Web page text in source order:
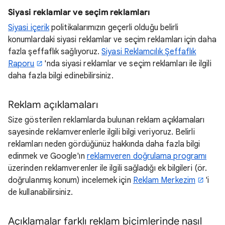
Siyasi reklamlar ve seçim reklamları
Siyasi içerikpolitikalarımızın geçerli olduğu belirli
konumlardaki siyasi reklamlar ve seçim reklamları için daha
fazla şeffaflık sağlıyoruz.Siyasi Reklamcılık Şeffaflık
Raporu
'nda siyasi reklamlar ve seçim reklamları ile ilgili
daha fazla bilgi edinebilirsiniz.
Reklam açıklamaları
Size gösterilen reklamlarda bulunan reklam açıklamaları
sayesinde reklamverenlerle ilgili bilgi veriyoruz. Belirli
reklamları neden gördüğünüz hakkında daha fazla bilgi
edinmek ve Google'ın reklamveren doğrulama programı
üzerinden reklamverenler ile ilgili sağladığı ek bilgileri (ör.
doğrulanmış konum) incelemek için Reklam Merkezim
'i
de kullanabilirsiniz.
Açıklamalar farklı reklam biçimlerinde nasıl